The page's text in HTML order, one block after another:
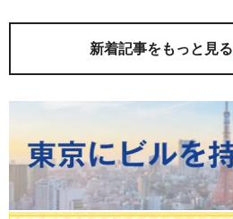
新着記事をもっと見る